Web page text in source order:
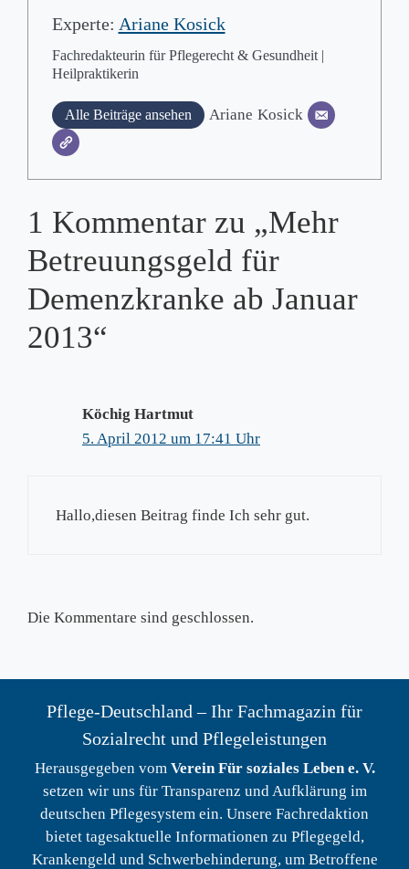
Experte: Ariane Kosick
Fachredakteurin für Pflegerecht & Gesundheit |
Heilpraktikerin
Alle Beiträge ansehen Ariane Kosick
1 Kommentar zu „Mehr
Betreuungsgeld für
Demenzkranke ab Januar
2013“
Köchig Hartmut
5. April 2012 um 17:41 Uhr
Hallo,diesen Beitrag finde Ich sehr gut.
Die Kommentare sind geschlossen.
Pflege-Deutschland – Ihr Fachmagazin für
Sozialrecht und Pflegeleistungen
Herausgegeben vom Verein Für soziales Leben e. V.
setzen wir uns für Transparenz und Aufklärung im
deutschen Pflegesystem ein. Unsere Fachredaktion
bietet tagesaktuelle Informationen zu Pflegegeld,
Krankengeld und Schwerbehinderung, um Betroffene